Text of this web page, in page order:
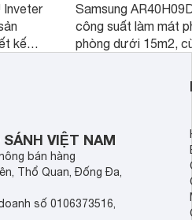
Inveter
kế
Samsung
công suất làm mát
phòng dưới 15m2,
VIỆT NAM
bán hàng
Thổ Quan, Đống Đa,
số 0106373516,